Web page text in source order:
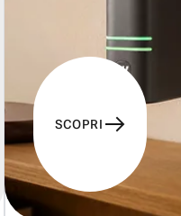
SCOPRI